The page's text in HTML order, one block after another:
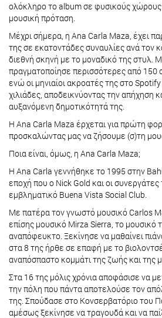
ολόκληρο το album σε φυσικούς χώρους
μουσική πρόταση.
Μέχρι σήμερα, η Ana Carla Maza, έχει
της σε εκατοντάδες συναυλίες ανά τον
διεθνή σκηνή με το μοναδικό της στυλ.
πραγματοποίησε περισσότερες από 150
ενώ οι μηνιαίοι ακροατές της στο
χιλιάδες, αποδεικνύοντας την απήχηση
αυξανόμενη δημοτικότητά της.
H Ana Carla Maza έρχεται για πρώτη
προσκαλώντας μας να ζήσουμε (σ)τη
Ποια είναι, όμως, η Ana Carla Maza;
Η Ana Carla γεννήθηκε το 1995 στην
εποχή που ο Nick Gold και οι
εμβληματικό Buena Vista Social Club.
Με πατέρα τον γνωστό μουσικό Carlos
επίσης μουσικό Mirza Sierra, το μουσικό
αναπόφευκτο. Ξεκίνησε να μαθαίνει
στα 8 της ήρθε σε επαφή με το
αναπόσπαστο κομμάτι της ζωής και της
Στα 16 της μόλις χρόνια αποφάσισε να
την πόλη που πάντα αποτελούσε τον
της. Σπούδασε στο Κονσερβατόριο του
αμέσως ξεκίνησε να τραγουδά και να